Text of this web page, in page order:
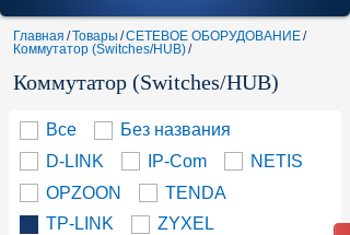
Главная /Товары /СЕТЕВОЕ ОБОРУДОВАНИЕ/
Коммутатор (Switches/HUB)/
Коммутатор (Switches/HUB)
Все
Без названия
D-LINK
IP-Com
NETIS
OPZOON
TENDA
TP-LINK
ZYXEL